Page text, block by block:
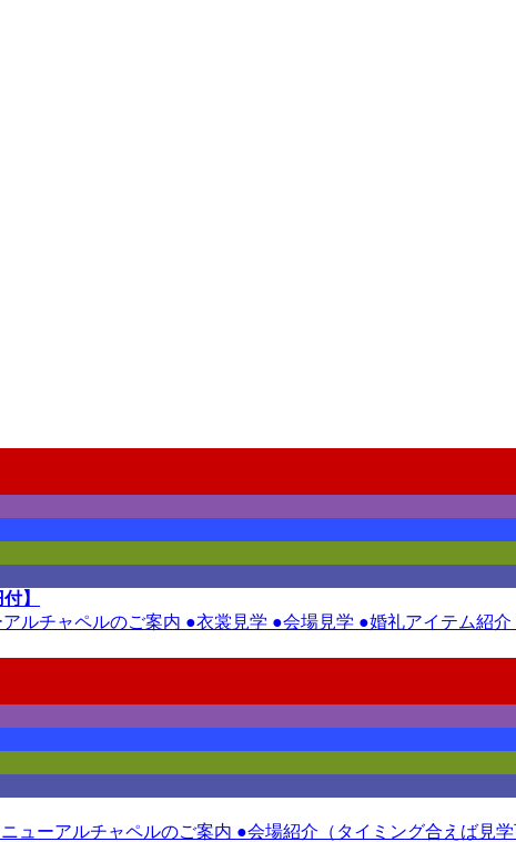
】
ルチャペルのご案内 ●衣裳見学 ●会場見学 ●婚礼アイテム紹
ューアルチャペルのご案内 ●会場紹介（タイミング合えば